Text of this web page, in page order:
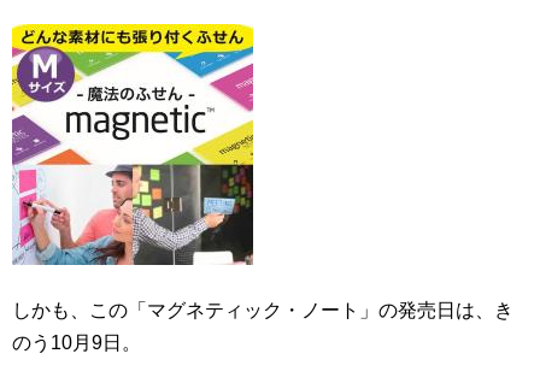
しかも、この「マグネティック・ノート」の発売日は、き
のう10月9日。